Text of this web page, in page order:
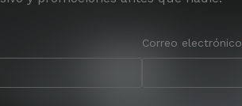
Correo electrónico